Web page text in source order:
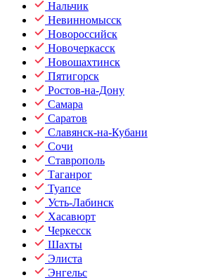
Нальчик
Невинномысск
Новороссийск
Новочеркасск
Новошахтинск
Пятигорск
Ростов-на-Дону
Самара
Саратов
Славянск-на-Кубани
Сочи
Ставрополь
Таганрог
Туапсе
Усть-Лабинск
Хасавюрт
Черкесск
Шахты
Элиста
Энгельс